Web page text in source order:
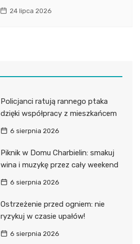
24 lipca 2026
Policjanci ratują rannego ptaka
dzięki współpracy z mieszkańcem
6 sierpnia 2026
Piknik w Domu Charbielin: smakuj
wina i muzykę przez cały weekend
6 sierpnia 2026
Ostrzeżenie przed ogniem: nie
ryzykuj w czasie upałów!
6 sierpnia 2026